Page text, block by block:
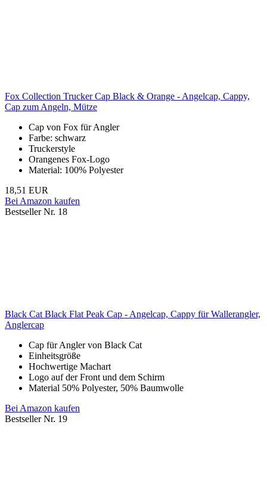
Fox Collection Trucker Cap Black & Orange - Angelcap, Cappy,
Cap zum Angeln, Mütze
Cap von Fox für Angler
Farbe: schwarz
Truckerstyle
Orangenes Fox-Logo
Material: 100% Polyester
18,51 EUR
Bei Amazon kaufen
Bestseller Nr. 18
Black Cat Black Flat Peak Cap - Angelcap, Cappy für Wallerangler,
Anglercap
Cap für Angler von Black Cat
Einheitsgröße
Hochwertige Machart
Logo auf der Front und dem Schirm
Material 50% Polyester, 50% Baumwolle
Bei Amazon kaufen
Bestseller Nr. 19